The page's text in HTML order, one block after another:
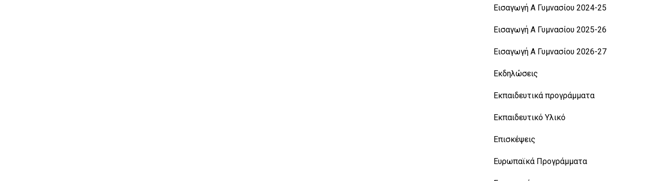
Εισαγωγή Α Γυμνασίου 2024-25
Εισαγωγή Α Γυμνασίου 2025-26
Εισαγωγή Α Γυμνασίου 2026-27
Εκδηλώσεις
Εκπαιδευτικά προγράμματα
Εκπαιδευτικό Υλικό
Επισκέψεις
Ευρωπαϊκά Προγράμματα